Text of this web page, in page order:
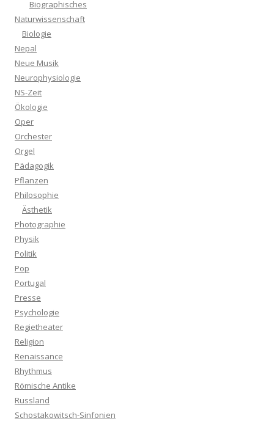
Biographisches
Naturwissenschaft
Biologie
Nepal
Neue Musik
Neurophysiologie
NS-Zeit
Ökologie
Oper
Orchester
Orgel
Pädagogik
Pflanzen
Philosophie
Ästhetik
Photographie
Physik
Politik
Pop
Portugal
Presse
Psychologie
Regietheater
Religion
Renaissance
Rhythmus
Römische Antike
Russland
Schostakowitsch-Sinfonien